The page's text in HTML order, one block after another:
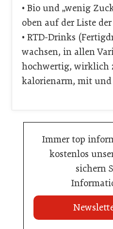
• Bio und „wenig
oben auf der Liste
• RTD-Drinks
wachsen, in allen
hochwertig, wirklich
kalorienarm, mit
Immer top
kostenlos
sichern